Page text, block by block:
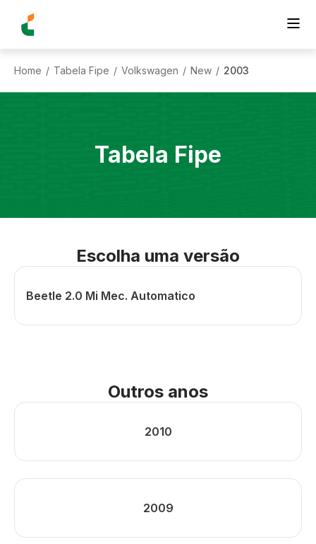
Home / Tabela Fipe / Volkswagen / New / 2003
Tabela Fipe
Escolha uma versão
Beetle 2.0 Mi Mec. Automatico
Outros anos
2010
2009